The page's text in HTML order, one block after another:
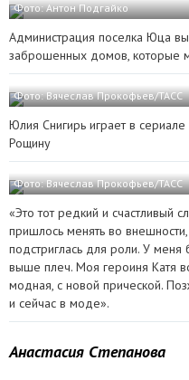
Фото: Антон Подгайко
Администрация поселка Юца
заброшенных домов, которые
Фото: Вячеслав Прокофьев/ТАСС
Юлия Снигирь играет в
Рощину
Фото: Вячеслав Прокофьев/ТАСС
«Это тот редкий и счастливый
пришлось менять во
подстриглась для роли. У
выше плеч. Моя героиня Катя
модная, с новой прической.
и сейчас в моде».
Анастасия Степанова